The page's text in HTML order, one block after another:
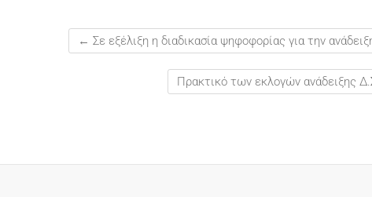
← Σε εξέλιξη η διαδικασία ψηφοφορίας για την
Πρακτικό των εκλογών ανάδειξης